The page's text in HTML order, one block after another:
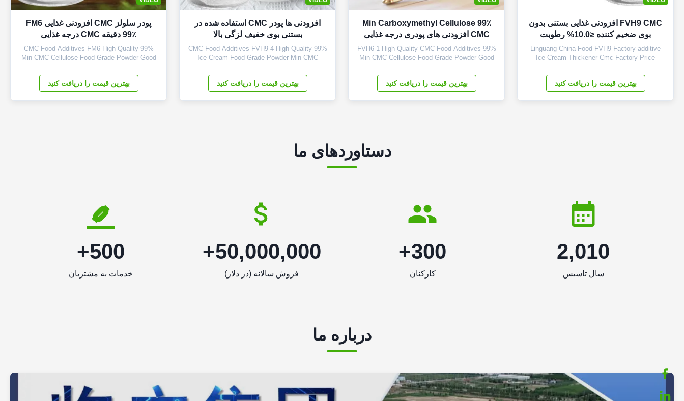
FVH9 CMC افزودنی غذایی بستنی بدون
بوی ضخیم کننده ≤10.0% رطوبت
Linguang China Food FVH9 Factory additive
Ice Cream Thickener Cmc Factory Price
quality grade carboxymethyl cellulose sodium,
wholesale price in Chinese factories Retard the
aging of gelatinized starch High viscosity CMC
بهترین قیمت را دریافت کنید
99٪ Min Carboxymethyl Cellulose
CMC افزودنی های پودری درجه غذایی
FVH6-1 High Quality CMC Food Additives 99%
Min CMC Cellulose Food Grade Powder Good
clean, ventilated environment. B. The product
for pharmaceutical and food grade should not
be put tog with toxic substance and harmful
بهترین قیمت را دریافت کنید
افزودنی ها پودر CMC استفاده شده در
بستنی بوی خفیف لزگی بالا
CMC Food Additives FVH9-4 High Quality 99%
Ice Cream Food Grade Powder Min CMC
grade carboxymethyl cellulose sodium,
wholesale price *Biodegradable characteristics
*CMC mainly takes effects of
بهترین قیمت را دریافت کنید
پودر سلولز CMC افزودنی غذایی FM6
99٪ دقیقه CMC درجه غذایی
CMC Food Additives FM6 High Quality 99%
Min CMC Cellulose Food Grade Powder Good
materials strictly,our products are the highest
purity. 2. Reasonable and competitive price.
Provide the best and professional service. 3.
بهترین قیمت را دریافت کنید
دستاوردهای ما
2,010
سال تاسیس
300+
کارکنان
50,000,000+
فروش سالانه (در دلار)
500+
خدمات به مشتریان
درباره ما